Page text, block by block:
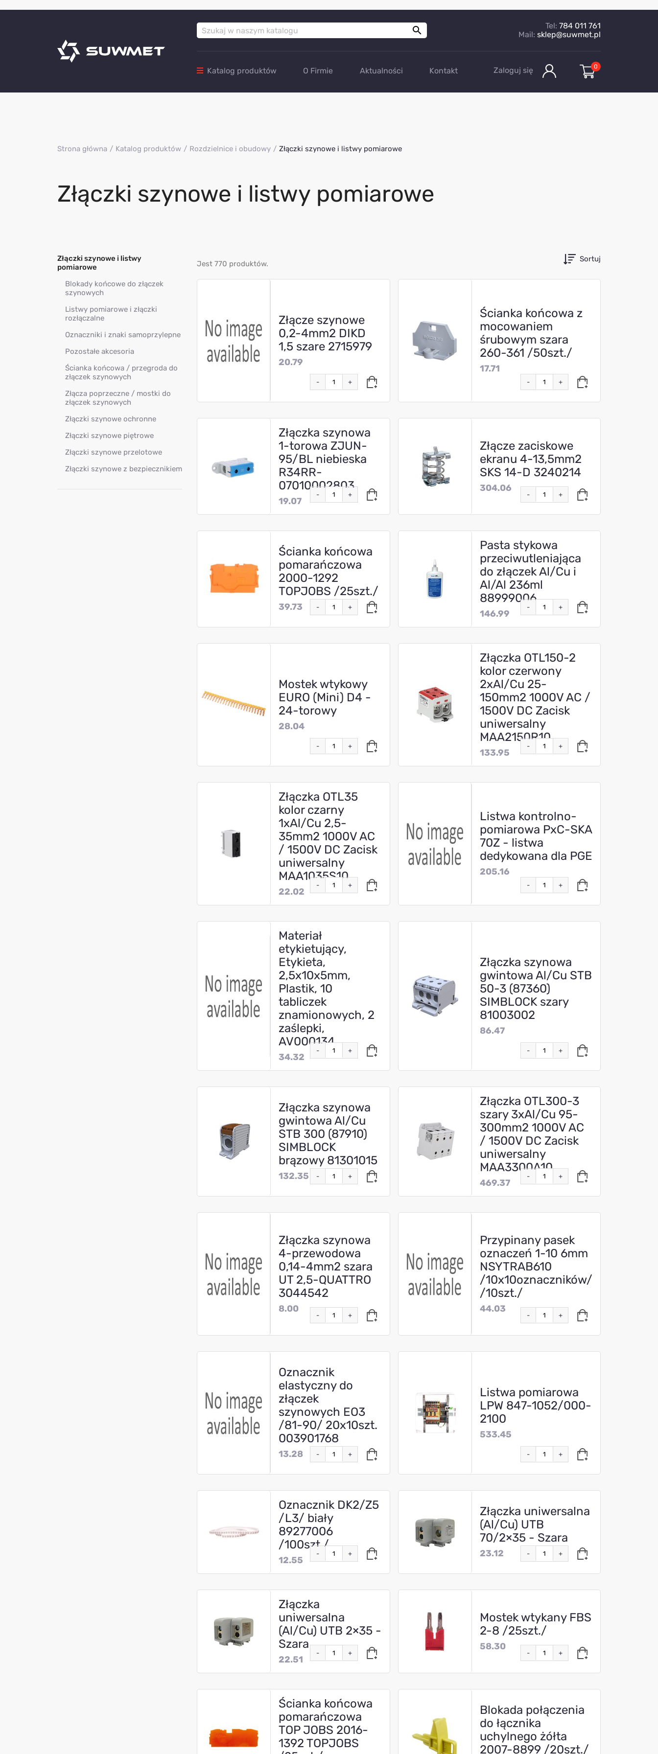
 Tel: 784 011 761
Mail: sklep@suwmet.pl
Katalog produktów O Firmie Aktualności Kontakt Zaloguj się 0
Strona główna Katalog produktów Rozdzielnice i obudowy Złączki szynowe i listwy pomiarowe
Złączki szynowe i listwy pomiarowe
Złączki szynowe i listwy
pomiarowe
Blokady końcowe do złączek
szynowych
Listwy pomiarowe i złączki
rozłączalne
Oznaczniki i znaki samoprzylepne
Pozostałe akcesoria
Ścianka końcowa / przegroda do
złączek szynowych
Złącza poprzeczne / mostki do
złączek szynowych
Złączki szynowe ochronne
Złączki szynowe piętrowe
Złączki szynowe przelotowe
Złączki szynowe z bezpiecznikiem
Jest 770 produktów.
Sortuj
Złącze szynowe
0,2-4mm2 DIKD
1,5 szare 2715979
20.79
- +
Ścianka końcowa z
mocowaniem
śrubowym szara
260-361 /50szt./
17.71
- +
Złączka szynowa
1-torowa ZJUN-
95/BL niebieska
R34RR-
07010002803
19.07
- +
Złącze zaciskowe
ekranu 4-13,5mm2
SKS 14-D 3240214
304.06
- +
Ścianka końcowa
pomarańczowa
2000-1292
TOPJOBS /25szt./
39.73 - +
Pasta stykowa
przeciwutleniająca
do złączek Al/Cu i
Al/Al 236ml
88999006
146.99
- +
Mostek wtykowy
EURO (Mini) D4 -
24-torowy
28.04
- +
Złączka OTL150-2
kolor czerwony
2xAl/Cu 25-
150mm2 1000V AC /
1500V DC Zacisk
uniwersalny
MAA2150R10
133.95
- +
Złączka OTL35
kolor czarny
1xAl/Cu 2,5-
35mm2 1000V AC
/ 1500V DC Zacisk
uniwersalny
MAA1035S10
22.02
- +
Listwa kontrolno-
pomiarowa PxC-SKA
70Z - listwa
dedykowana dla PGE
205.16
- +
Materiał
etykietujący,
Etykieta,
2,5x10x5mm,
Plastik, 10
tabliczek
znamionowych, 2
zaślepki,
AV000134
34.32
- +
Złączka szynowa
gwintowa Al/Cu STB
50-3 (87360)
SIMBLOCK szary
81003002
86.47
- +
Złączka szynowa
gwintowa Al/Cu
STB 300 (87910)
SIMBLOCK
brązowy 81301015
132.35 - +
Złączka OTL300-3
szary 3xAl/Cu 95-
300mm2 1000V AC
/ 1500V DC Zacisk
uniwersalny
MAA3300A10
469.37
- +
Złączka szynowa
4-przewodowa
0,14-4mm2 szara
UT 2,5-QUATTRO
3044542
8.00
- +
Przypinany pasek
oznaczeń 1-10 6mm
NSYTRAB610
/10x10oznaczników/
/10szt./
44.03
- +
Oznacznik
elastyczny do
złączek
szynowych EO3
/81-90/ 20x10szt.
003901768
13.28 - +
Listwa pomiarowa
LPW 847-1052/000-
2100
533.45
- +
Oznacznik DK2/Z5
/L3/ biały
89277006
/100szt./
12.55
- +
Złączka uniwersalna
(Al/Cu) UTB
70/2×35 - Szara
23.12 - +
Złączka
uniwersalna
(Al/Cu) UTB 2×35 -
Szara
22.51
- +
Mostek wtykany FBS
2-8 /25szt./
58.30
- +
Ścianka końcowa
pomarańczowa
TOP JOBS 2016-
1392 TOPJOBS
Blokada połączenia
do łącznika
uchylnego żółta
2007-8899 /20szt./